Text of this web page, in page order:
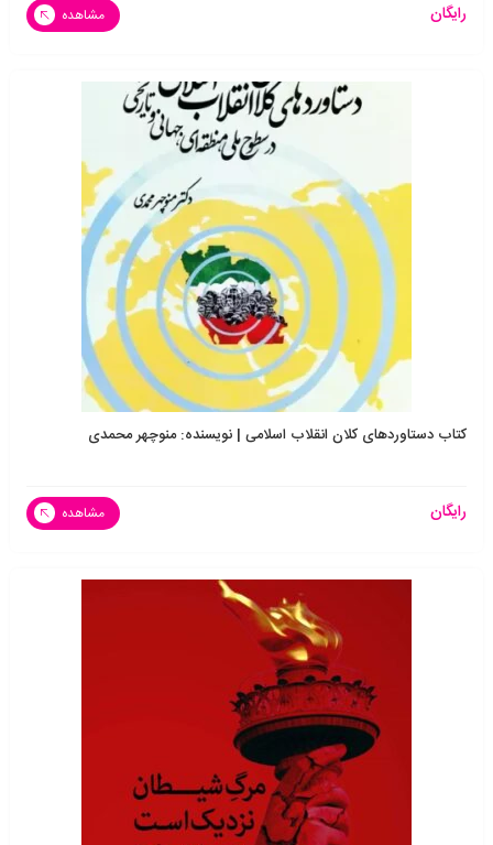
رایگان مشاهده
کتاب دستاوردهای کلان انقلاب اسلامی | نویسنده: منوچهر محمدی
رایگان مشاهده